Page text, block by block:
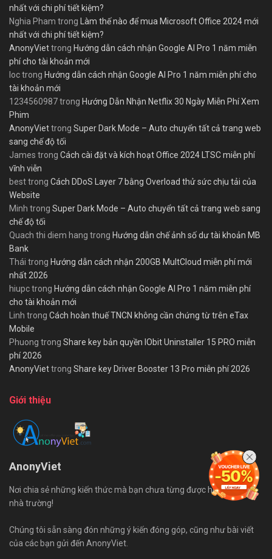
nhất với chi phí tiết kiệm?
Nghia Pham trong Làm thế nào để mua Microsoft Office 2024 mới
nhất với chi phí tiết kiệm?
AnonyViettrong Hướng dẫn cách nhận Google AI Pro 1 năm miễn
phí cho tài khoản mới
loctrong Hướng dẫn cách nhận Google AI Pro 1 năm miễn phí cho
tài khoản mới
1234560987trong Hướng Dẫn Nhận Netflix 30 Ngày Miễn Phí Xem
Phim
AnonyViettrong Super Dark Mode – Auto chuyển tất cả trang web
sang chế độ tối
James trong Cách cài đặt và kích hoạt Office 2024 LTSC miễn phí
vĩnh viễn
besttrong Cách DDoS Layer 7 bằng Overload thử sức chịu tải của
Website
Minh trong Super Dark Mode – Auto chuyển tất cả trang web sang
chế độ tối
Quach thi diem hang trong Hướng dẫn chế ảnh số dư tài khoản MB
Bank
Thái trong Hướng dẫn cách nhận 200GB MultCloud miễn phí mới
nhất 2026
hiupctrong Hướng dẫn cách nhận Google AI Pro 1 năm miễn phí
cho tài khoản mới
Linh trong Cách hoàn thuế TNCN không cần chứng từ trên eTax
Mobile
Phuong trong Share key bản quyền IObit Uninstaller 15 PRO miễn
phí 2026
AnonyViettrong Share key Driver Booster 13 Pro miễn phí 2026
Giới thiệu
AnonyViet
Nơi chia sẻ những kiến thức mà bạn chưa từng được học trên ghế
nhà trường!
Chúng tôi sẵn sàng đón những ý kiến đóng góp, cũng như bài viết
của các bạn gửi đến AnonyViet.